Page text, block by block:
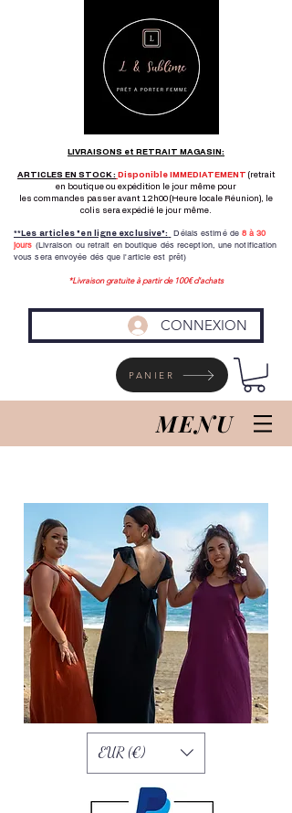
LIVRAISONS et RETRAIT MAGASIN:
ARTICLES EN STOCK : Disponible IMMEDIATEMENT (retrait
en boutique ou expédition le jour même pour
les commandes passer avant 12h00 (Heure locale Réunion), le
colis sera expédié le jour même.
**Les articles "en ligne exclusive": Délais estimé de 8 à 30
jours (Livraison ou retrait en boutique dés reception, une notification
vous sera envoyée dés que l'article est prêt)
*Livraison gratuite à partir de 100€ d'achats
CONNEXION
PANIER
MENU
EUR (€)